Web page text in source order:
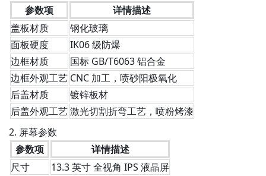
参数项
详情描述
盖板材质
钢化玻璃
面板硬度
IK06 级防爆
边框材质
国标 GB/T6063 铝合金
边框外观工艺 CNC 加工，喷砂阳极氧化
后盖材质
镀锌板材
后盖外观工艺激光切割折弯工艺，喷粉烤漆
2. 屏幕参数
参数项
详情描述
尺寸
13.3 英寸 全视角 IPS 液晶屏